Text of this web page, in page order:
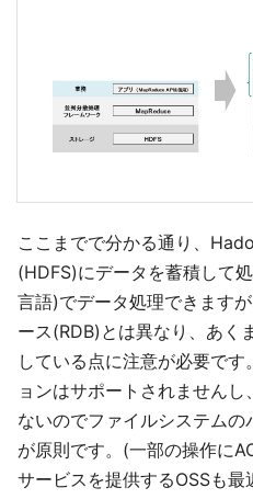
ここまでで分かる通り、
(HDFS)にデータを蓄積して
言語)でデータ処理できます
ース(RDB)とは異なり、あく
している点に注意が必要で
ョンはサポートされません
ないのでファイルシステム
が原則です。(一部の操作に
サービスを提供するOSSも